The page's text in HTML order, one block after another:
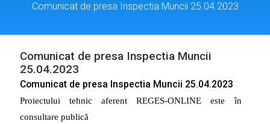
Comunicat de presa Inspectia Muncii 25.04.2023
Comunicat de presa Inspectia Muncii
25.04.2023
Comunicat de presa Inspectia Muncii 25.04.2023
Proiectului tehnic aferent REGES-ONLINE este în
consultare publică